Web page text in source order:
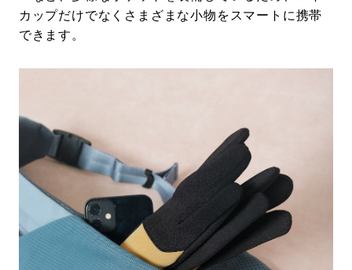
カップだけでなくさまざまな小物をスマートに携帯
できます。